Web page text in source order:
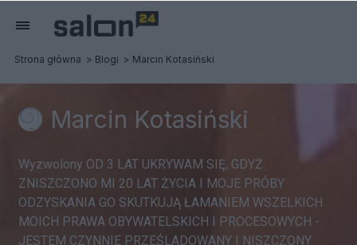
Strona główna Blogi Marcin Kotasiński
Marcin Kotasiński
Wyzwolony OD 3 LAT UKRYWAM SIĘ, GDYŻ
ZNISZCZONO MI 20 LAT ŻYCIA I MOJE PRÓBY
ODZYSKANIA GO SKUTKUJĄ ŁAMANIEM WSZELKICH
MOICH PRAWA OBYWATELSKICH I PROCESOWYCH -
JESTEM CZYNNIE PRZEŚLADOWANY I NISZCZONY